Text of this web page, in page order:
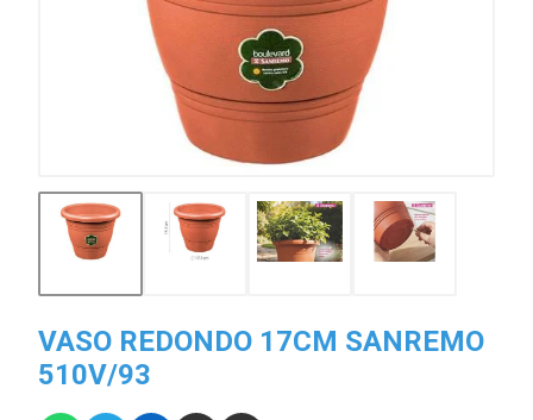
VASO REDONDO 17CM SANREMO
510V/93